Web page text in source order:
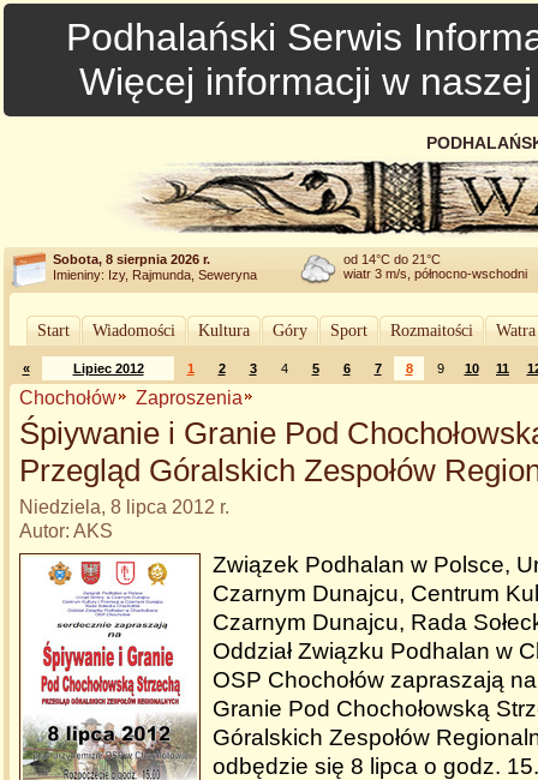
Podhalański Serwis
Więcej informacji w
Sobota, 8 sierpnia 2026 r.
Imieniny: Izy, Rajmunda, Seweryna
od 14°C do 21°C
wiatr 3 m/s, północno-wschodni
Start Wiadomości Kultura Góry Sport Rozmaitości
« Lipiec 2012 1 2 3 4 5 6 7 8 9 10 11
Chochołów Zaproszenia
Śpiywanie i Granie Pod
Przegląd Góralskich Zespołów
Niedziela, 8 lipca 2012 r.
Autor: AKS
Związek Podhalan w Polsce,
Czarnym Dunajcu, Centrum
Czarnym Dunajcu, Rada
Oddział Związku Podhalan w
OSP Chochołów zapraszają
Granie Pod Chochołowską
Góralskich Zespołów
odbędzie się 8 lipca o godz.